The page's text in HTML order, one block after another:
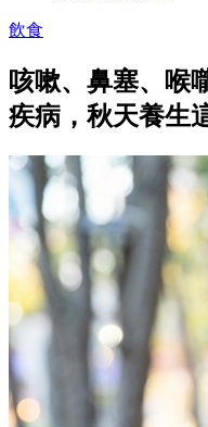
飲食
咳嗽、鼻塞、喉
疾病，秋天養生